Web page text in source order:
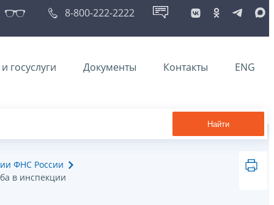
8-800-222-2222
госуслуги Документы Контакты ENG
Найти
ФНС России
в инспекции